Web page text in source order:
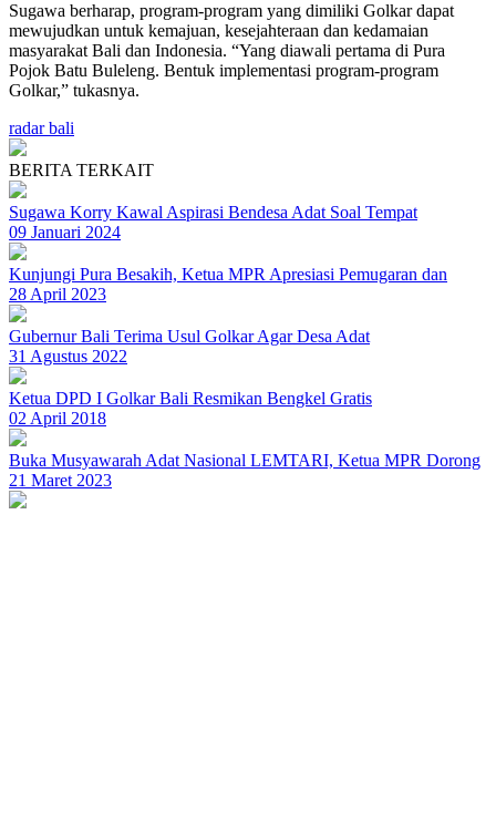
Sugawa berharap, program-program yang dimiliki Golkar dapat
mewujudkan untuk kemajuan, kesejahteraan dan kedamaian
masyarakat Bali dan Indonesia. “Yang diawali pertama di Pura
Pojok Batu Buleleng. Bentuk implementasi program-program
Golkar,” tukasnya.
radar bali
BERITA TERKAIT
Sugawa Korry Kawal Aspirasi Bendesa Adat Soal Tempat
09 Januari 2024
Kunjungi Pura Besakih, Ketua MPR Apresiasi Pemugaran dan
28 April 2023
Gubernur Bali Terima Usul Golkar Agar Desa Adat
31 Agustus 2022
Ketua DPD I Golkar Bali Resmikan Bengkel Gratis
02 April 2018
Buka Musyawarah Adat Nasional LEMTARI, Ketua MPR Dorong
21 Maret 2023